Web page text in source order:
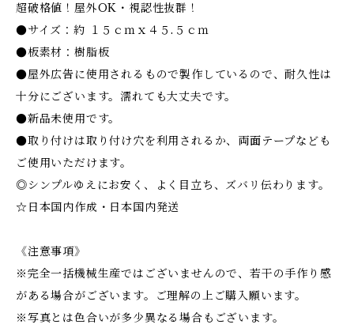
超破格値！屋外OK・視認性抜群！
●サイズ：約 １５ｃｍｘ４５.５ｃｍ
●板素材：樹脂板
●屋外広告に使用されるもので製作しているので、耐久性は
十分にございます。濡れても大丈夫です。
●新品未使用です。
●取り付けは取り付け穴を利用されるか、両面テープなども
ご使用いただけます。
◎シンプルゆえにお安く、よく目立ち、ズバリ伝わります。
☆日本国内作成・日本国内発送
《注意事項》
※完全一括機械生産ではございませんので、若干の手作り感
がある場合がございます。ご理解の上ご購入願います。
※写真とは色合いが多少異なる場合もございます。